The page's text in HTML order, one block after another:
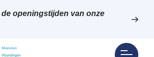
openingstijden van onze